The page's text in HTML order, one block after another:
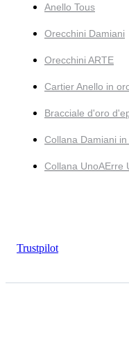
Anello Tous
Orecchini Damiani
Orecchini ARTE
Cartier Anello in
Bracciale d'oro
Collana Damiani
Collana UnoAErre
Trustpilot